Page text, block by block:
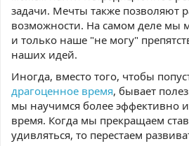
задачи. Мечты также позволяют
возможности. На самом деле мы
и только наше "не могу"
наших идей.
Иногда, вместо того, чтобы
драгоценное время, бывает
мы научимся более эффективно
время. Когда мы прекращаем
удивляться, то перестаем